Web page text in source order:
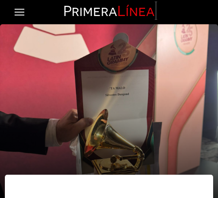
PrimeraLínea